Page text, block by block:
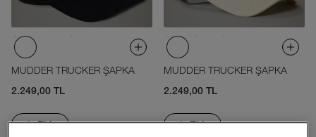
MUDDER TRUCKER ŞAPKA
2.249,00 TL
Ekle
MUDDER TRUCKER ŞAPKA
2.249,00 TL
Ekle